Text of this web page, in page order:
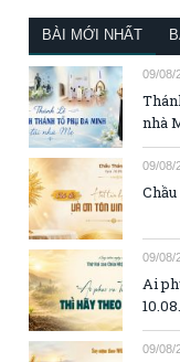
BÀI MỚI NHẤT
09/08/
nhà
09/08/
09/08/
Ai
09/08/